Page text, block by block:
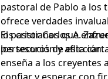
pastoral de Pablo a los
ofrece verdades
los cristianos que
persecución y aflicción.
El pastor Carlos A.
los tesoros de esta
enseña a los creyentes